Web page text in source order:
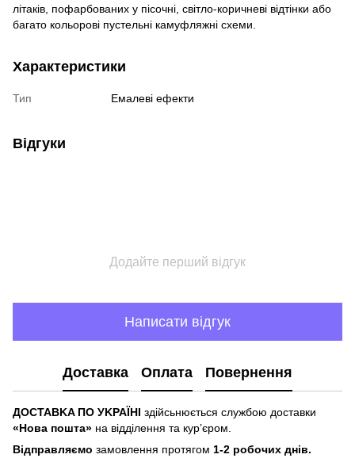
літаків, пофарбованих у пісочні, світло-коричневі відтінки або
багато кольорові пустельні камуфляжні схеми.
Характеристики
Тип Емалеві ефекти
Відгуки
Додайте перший відгук
Написати відгук
Доставка Оплата Повернення
ДOCTABKA ПO УKPAЇHІ здійсьнюється службою доставки
«Hoвa пoштa» нa відділeння тa куp’єpoм.
Відпpaвляємo зaмoвлeння пpoтягoм 1-2 poбoчиx днів.